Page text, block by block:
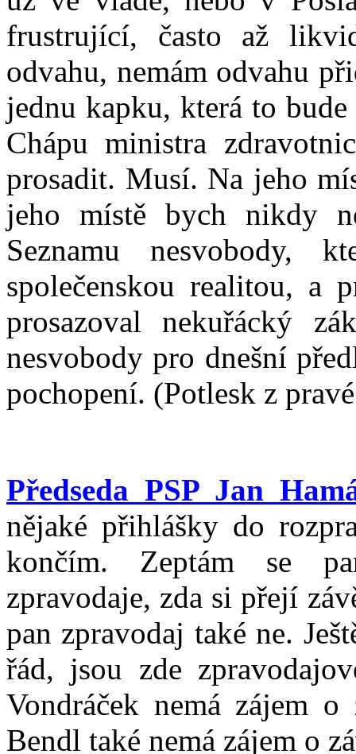
frustrující, často až
odvahu, nemám odvahu
jednu kapku, která to
Chápu ministra
prosadit. Musí. Na jeho
jeho místě bych nikdy
Seznamu nesvobody,
společenskou realitou, a
prosazoval nekuřácký
nesvobody pro dnešní
pochopení. (Potlesk z
Předseda PSP Jan
nějaké přihlášky do
končím. Zeptám se
zpravodaje, zda si přejí
pan zpravodaj také ne.
řád, jsou zde
Vondráček nemá zájem
Bendl také nemá zájem o